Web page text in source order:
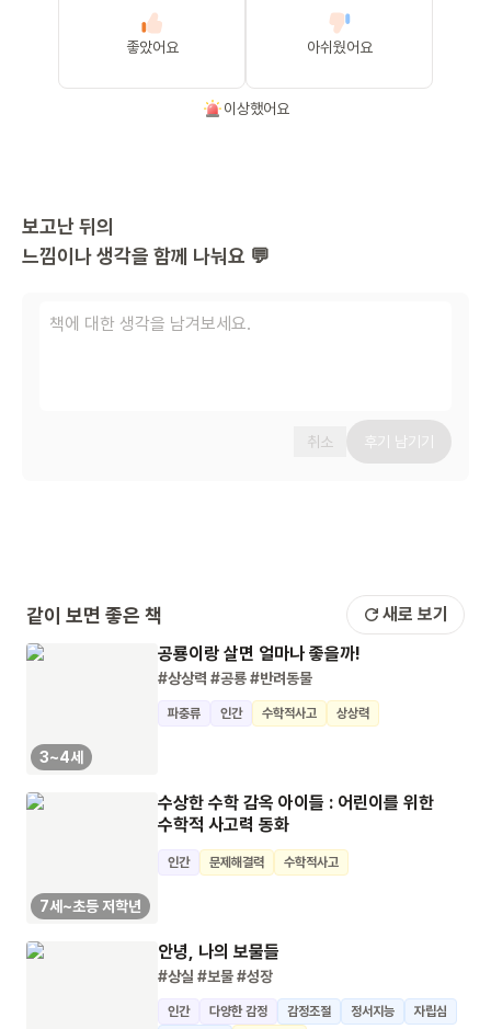
좋았어요 아쉬웠어요
이상했어요
보고난 뒤의
느낌이나 생각을 함께 나눠요 💬
취소 후기 남기기
같이 보면 좋은 책 새로 보기
3~4세
공룡이랑 살면 얼마나 좋을까!
#상상력 #공룡#반려동물
파충류 인간 수학적사고 상상력
7세~초등 저학년
수상한 수학 감옥 아이들 : 어린이를 위한
수학적 사고력 동화
인간 문제해결력 수학적사고
안녕, 나의 보물들
#상실 #보물#성장
인간 다양한 감정 감정조절 정서지능
자립심